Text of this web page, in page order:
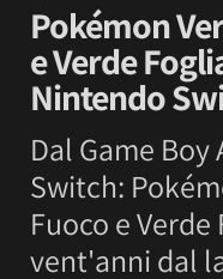
Pokémon
e Verde
Nintendo
Dal Game
Switch:
Fuoco e
vent'anni dal